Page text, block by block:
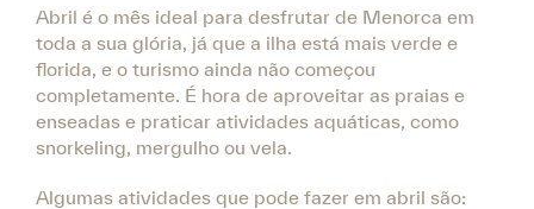
Abril é o mês ideal para desfrutar de Menorca em
toda a sua glória, já que a ilha está mais verde e
florida, e o turismo ainda não começou
completamente. É hora de aproveitar as praias e
enseadas e praticar atividades aquáticas, como
snorkeling, mergulho ou vela.
Algumas atividades que pode fazer em abril são: